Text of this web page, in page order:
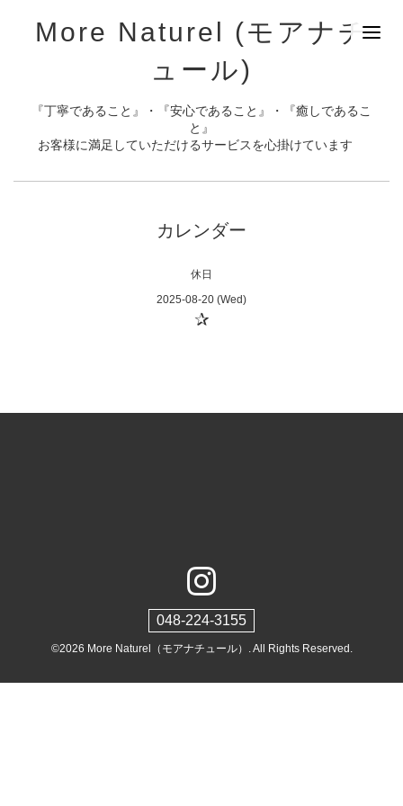
More Naturel (モアナチ
ュール)
『丁寧であること』・『安心であること』・『癒しであるこ
と』
お客様に満足していただけるサービスを心掛けています
カレンダー
休日
2025-08-20 (Wed)
✰
048-224-3155
©2026 More Naturel（モアナチュール） . All Rights Reserved.